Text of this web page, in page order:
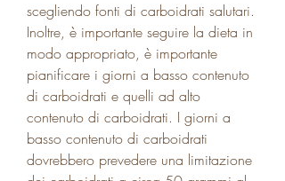
scegliendo fonti di carboidrati salutari.
Inoltre, è importante seguire la dieta in
modo appropriato, è importante
pianificare i giorni a basso contenuto
di carboidrati e quelli ad alto
contenuto di carboidrati. I giorni a
basso contenuto di carboidrati
dovrebbero prevedere una limitazione